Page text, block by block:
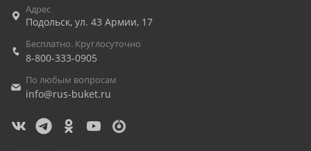
Адрес
Подольск, ул. 43 Армии, 17
Бесплатно. Круглосуточно
8-800-333-0905
По любым вопросам
info@rus-buket.ru